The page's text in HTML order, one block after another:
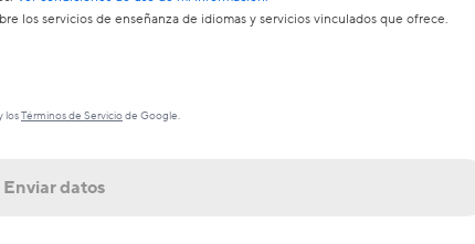
los servicios de enseñanza de idiomas y servicios vinculados que ofrece.
losTérminos de Serviciode Google.
Enviar datos